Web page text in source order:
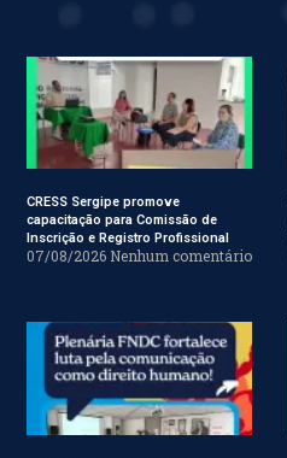
CRESS Sergipe promove
capacitação para Comissão de
Inscrição e Registro Profissional
07/08/2026 Nenhum comentário